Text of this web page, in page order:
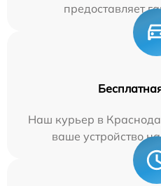
предоставляет
Наш курьер в
ваше устройство